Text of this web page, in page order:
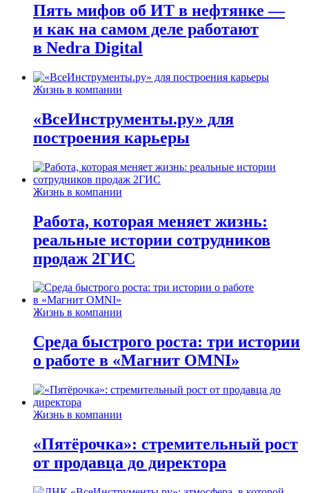
Пять мифов об ИТ в нефтянке —
и как на самом деле работают
в Nedra Digital
Жизнь в компании
«ВсеИнструменты.ру» для
построения карьеры
Жизнь в компании
Работа, которая меняет жизнь:
реальные истории сотрудников
продаж 2ГИС
Жизнь в компании
Среда быстрого роста: три истории
о работе в «Магнит OMNI»
Жизнь в компании
«Пятёрочка»: стремительный рост
от продавца до директора